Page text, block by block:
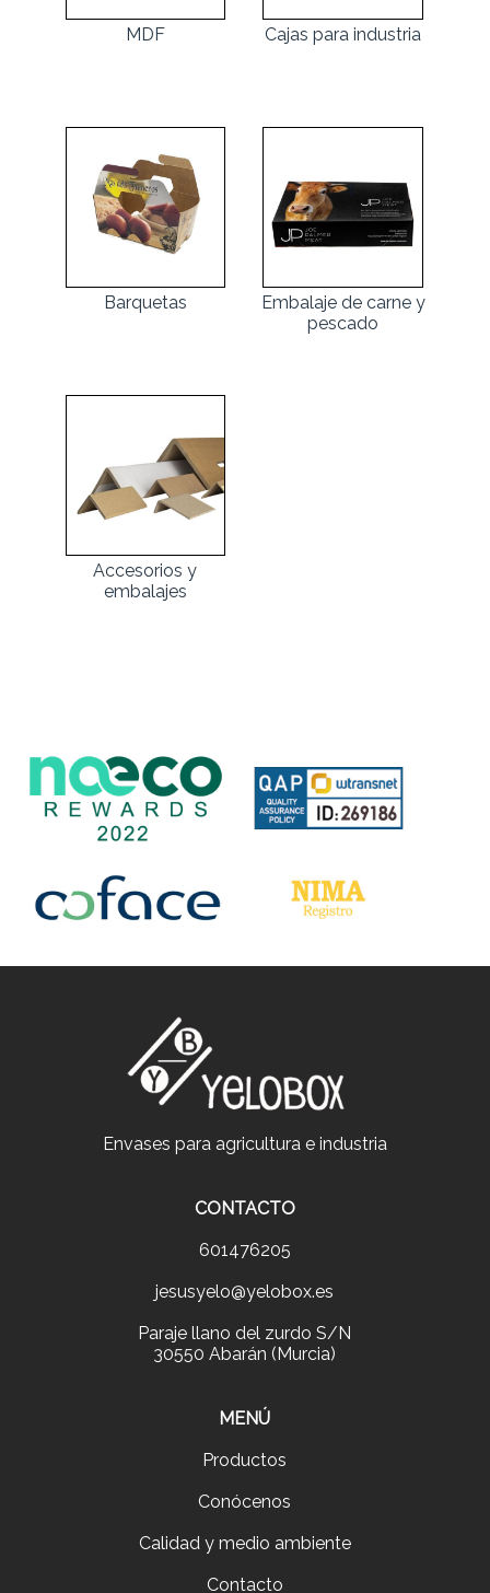
MDF Cajas para industria
Barquetas
Embalaje de carne y
pescado
Accesorios y
embalajes
Envases para agricultura e industria
CONTACTO
601476205
jesusyelo@yelobox.es
Paraje llano del zurdo S/N
30550 Abarán (Murcia)
MENÚ
Productos
Conócenos
Calidad y medio ambiente
Contacto